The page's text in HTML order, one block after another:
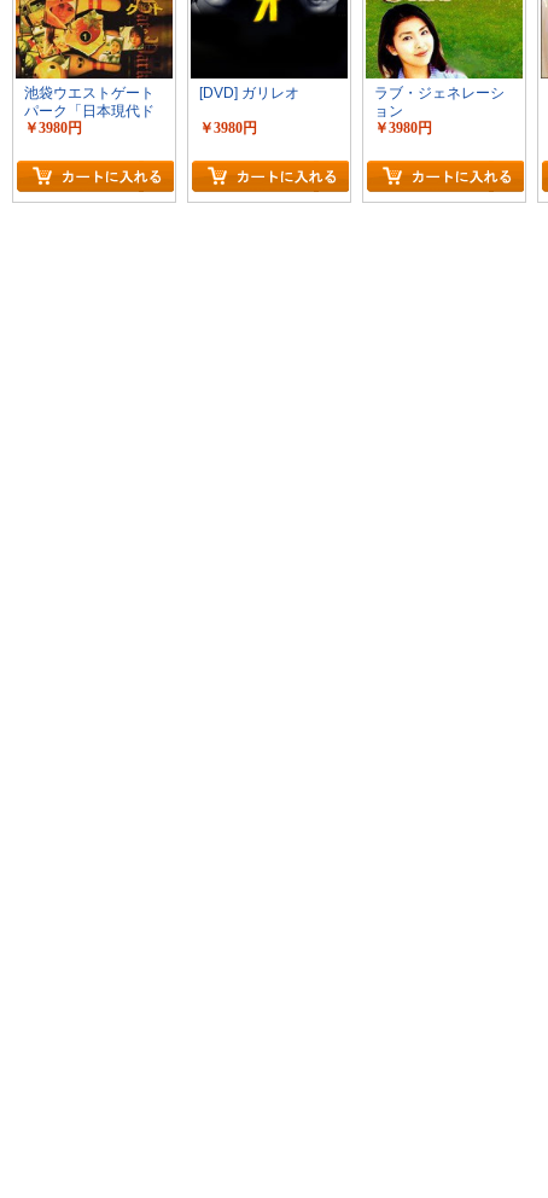
池袋ウエストゲート
パーク「日本現代ド
ラマ」
￥3980円
[DVD] ガリレオ
￥3980円
ラブ・ジェネレーシ
ョン
￥3980円